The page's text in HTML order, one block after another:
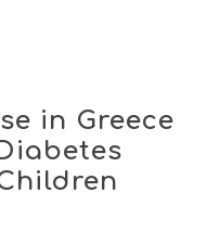
in Greece